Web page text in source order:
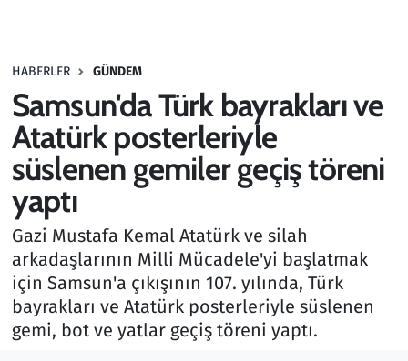
HABERLER GÜNDEM
Samsun'da Türk bayrakları ve
Atatürk posterleriyle
süslenen gemiler geçiş töreni
yaptı
Gazi Mustafa Kemal Atatürk ve silah
arkadaşlarının Milli Mücadele'yi başlatmak
için Samsun'a çıkışının 107. yılında, Türk
bayrakları ve Atatürk posterleriyle süslenen
gemi, bot ve yatlar geçiş töreni yaptı.
Haber
Kültür Sanat
Kurumsal Haberler
Lezzet Durağı
Memur ve Kamu
Otomobil